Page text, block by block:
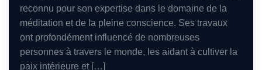
reconnu pour son expertise dans le domaine de la
méditation et de la pleine conscience. Ses travaux
ont profondément influencé de nombreuses
personnes à travers le monde, les aidant à cultiver la
paix intérieure et […]